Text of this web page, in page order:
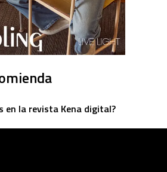
en la revista Kena digital?